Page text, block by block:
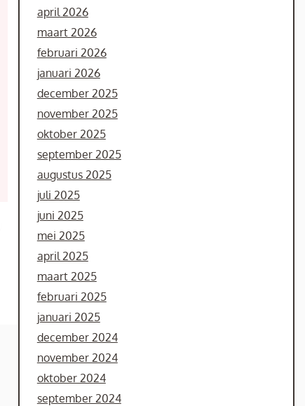
april 2026
maart 2026
februari 2026
januari 2026
december 2025
november 2025
oktober 2025
september 2025
augustus 2025
juli 2025
juni 2025
mei 2025
april 2025
maart 2025
februari 2025
januari 2025
december 2024
november 2024
oktober 2024
september 2024